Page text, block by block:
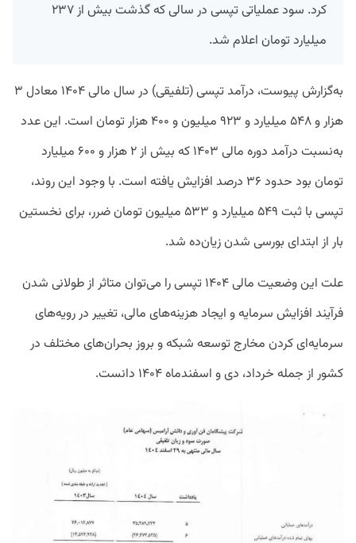
کرد. سود عملیاتی تپسی در سالی که گذشت بیش از ۲۳۷
میلیارد تومان اعلام شد.
به‌گزارش پیوست، درآمد تپسی (تلفیقی) در سال مالی ۱۴۰۴ معادل ۳
هزار و ۵۴۸ میلیارد و ۹۲۳ میلیون و ۴۰۰ هزار تومان است. این عدد
به‌نسبت درآمد دوره مالی ۱۴۰۳ که بیش از ۲ هزار و ۶۰۰ میلیارد
تومان بود حدود ۳۶ درصد افزایش یافته است. با وجود این روند،
تپسی با ثبت ۵۴۹ میلیارد و ۵۳۳ میلیون تومان ضرر، برای نخستین
بار از ابتدای بورسی شدن زیان‌ده شد.
علت این وضعیت مالی ۱۴۰۴ تپسی را می‌توان متاثر از طولانی شدن
فرآیند افزایش سرمایه و ایجاد هزینه‌های مالی، تغییر در رویه‌های
سرمایه‌ای کردن مخارج توسعه شبکه و بروز بحران‌های مختلف در
کشور از جمله خرداد،‌ دی و اسفندماه ۱۴۰۴ دانست.